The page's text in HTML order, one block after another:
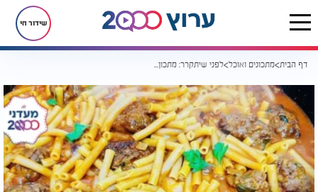
שידור חי
דף הבית מתכונים ואוכל לפני שיתקרר: מתכון לטרנד החם - ספגטי מיט בולס